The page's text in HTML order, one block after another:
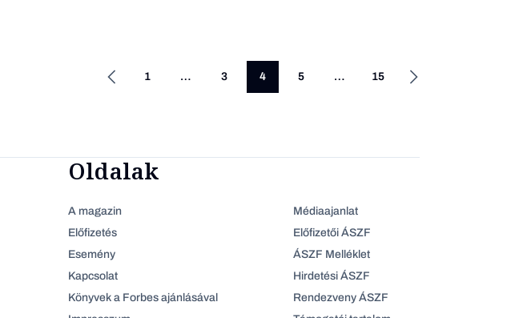
1 … 3 4 5 … 15
Oldalak
A magazin
Előfizetés
Esemény
Kapcsolat
Könyvek a Forbes ajánlásával
Médiaajanlat
Előfizetői ÁSZF
ÁSZF Melléklet
Hirdetési ÁSZF
Rendezveny ÁSZF